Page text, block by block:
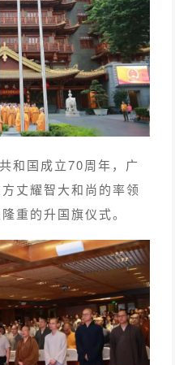
和国成立70周年，广
丈耀智大和尚的率领
重的升国旗仪式。